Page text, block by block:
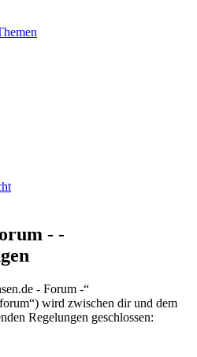
- -
- Forum -“
wird zwischen dir und dem
Regelungen geschlossen: